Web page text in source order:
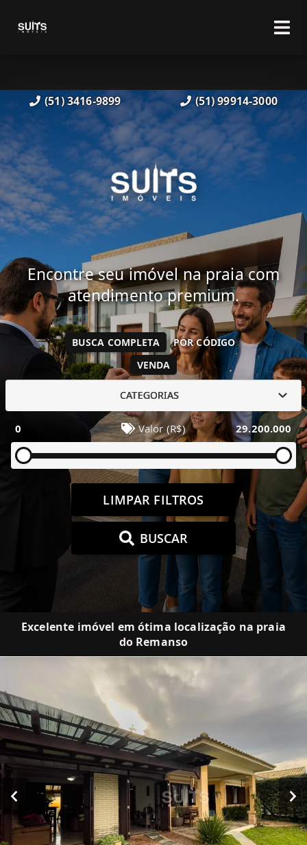
(51) 3416-9899 (51) 99914-3000
Encontre seu imóvel na praia com
atendimento premium.
VENDA
BUSCA COMPLETA POR CÓDIGO
CATEGORIAS
0 Valor (R$) 29.200.000
LIMPAR FILTROS
BUSCAR
Excelente imóvel em ótima localização na praia
do Remanso